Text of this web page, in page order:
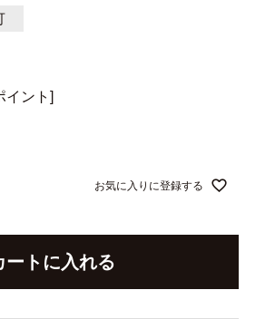
イント]
お気に入りに登録する
ートに入れる